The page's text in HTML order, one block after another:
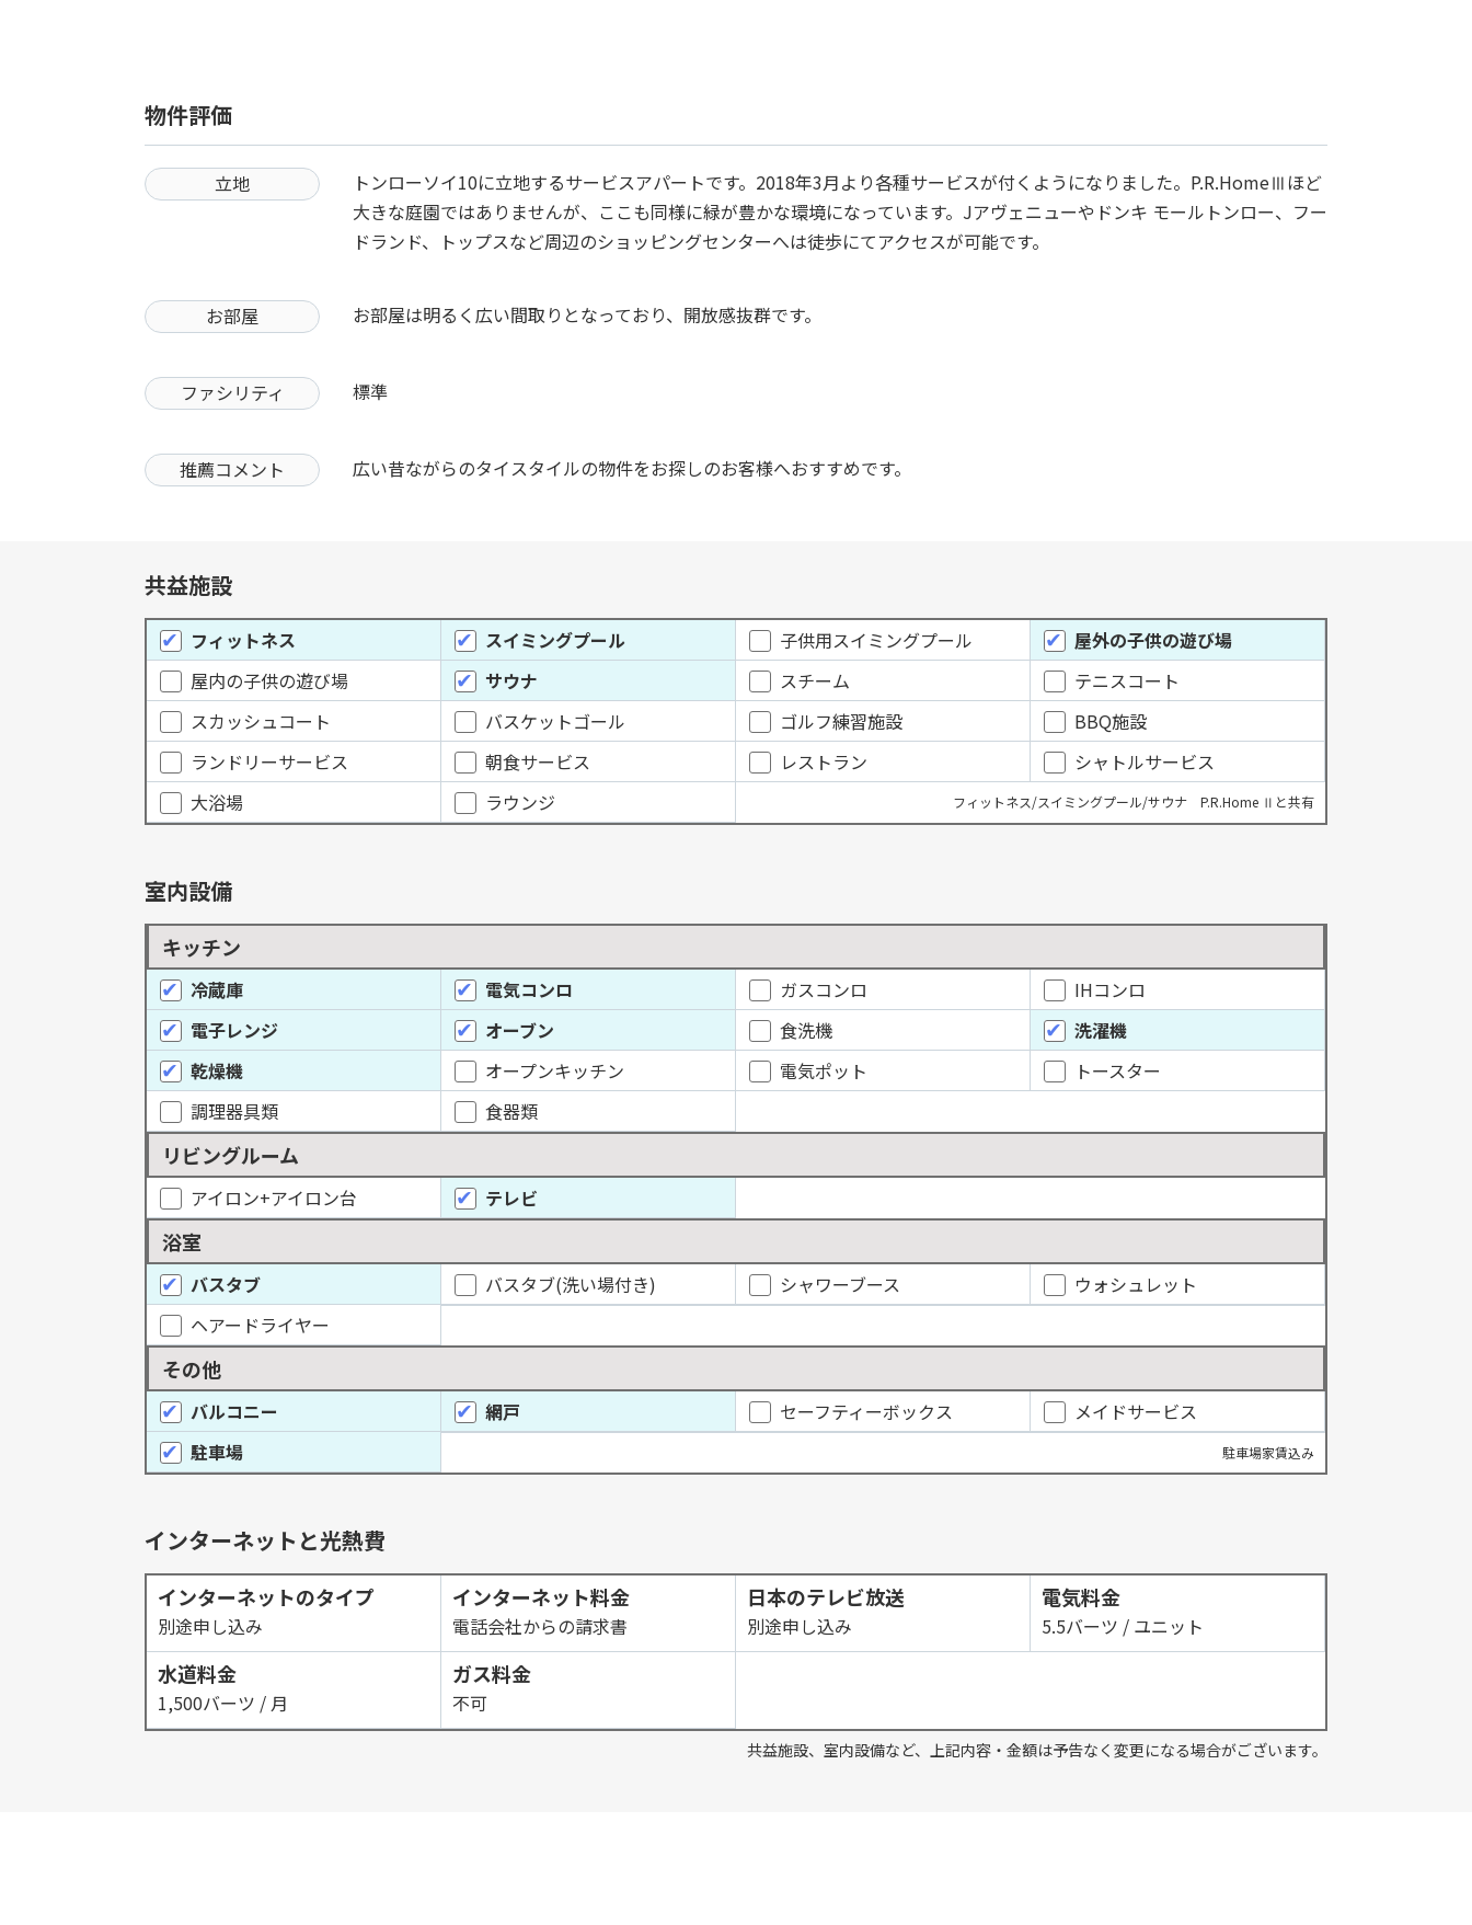
物件評価
立地
トンローソイ10に立地するサービスアパートです。2018年3月より各種サービスが付くようになりました。P.R.HomeⅢほど
大きな庭園ではありませんが、ここも同様に緑が豊かな環境になっています。Jアヴェニューやドンキ モールトンロー、フー
ドランド、トップスなど周辺のショッピングセンターへは徒歩にてアクセスが可能です。
お部屋 お部屋は明るく広い間取りとなっており、開放感抜群です。
ファシリティ 標準
推薦コメント 広い昔ながらのタイスタイルの物件をお探しのお客様へおすすめです。
共益施設
フィットネス スイミングプール 子供用スイミングプール
屋外の子供の遊び場
屋内の子供の遊び場
サウナ スチーム
テニスコート
スカッシュコート
バスケットゴール ゴルフ練習施設
BBQ施設
ランドリーサービス
朝食サービス レストラン
シャトルサービス
大浴場
ラウンジ フィットネス/スイミングプール/サウナ P.R.Home Ⅱと共有
室内設備
キッチン
冷蔵庫 電気コンロ ガスコンロ
IHコンロ
電子レンジ
オーブン 食洗機
洗濯機
乾燥機
オープンキッチン 電気ポット
トースター
調理器具類
食器類
リビングルーム
アイロン+アイロン台 テレビ
浴室
バスタブ バスタブ(洗い場付き) シャワーブース
ウォシュレット
ヘアードライヤー
その他
バルコニー 網戸 セーフティーボックス
メイドサービス
駐車場
駐車場家賃込み
インターネットと光熱費
インターネットのタイプ
別途申し込み
インターネット料金
電話会社からの請求書
日本のテレビ放送
別途申し込み
電気料金
5.5バーツ / ユニット
水道料金
1,500バーツ / 月
ガス料金
不可
共益施設、室内設備など、上記内容・金額は予告なく変更になる場合がございます。